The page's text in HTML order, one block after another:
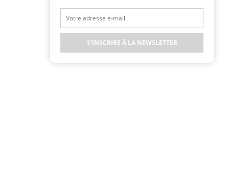
S'INSCRIRE À LA NEWSLETTER